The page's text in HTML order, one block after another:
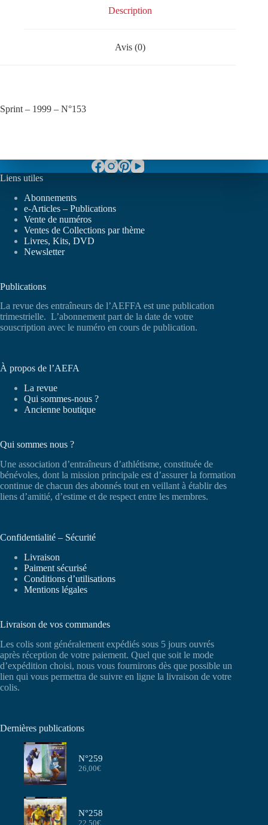
Description
Avis (0)
Sprint – 1999 – N°153
Liens utiles
Abonnements
e-Articles – Publications
Vente de numéros
Ventes de Collections par thème
Livres, Kits, DVD
Newsletter
Publications
La revue des entraîneurs de l’AEFFA est une publication
trimestrielle. L’abonnement part de la date de votre
souscription avec le numéro en cours de publication.
À propos de l’AEFA
La revue
Qui sommes-nous ?
Ancienne boutique
Qui sommes nous ?
Une association d’entraîneurs d’athlétisme, constituée de
bénévoles, dont la mission principale est d’assurer la formation
continue de chacun des abonnés tout en veillant à établir des
liens d’amitié, d’estime et de respect entre les membres.
Confidentialité – Sécurité
Livraison
Paiment sécurisé
Conditions d’utilisations
Mentions légales
Livraison de vos commandes
Les colis sont généralement expédiés sous 5 jours ouvrés
après réception de votre paiement. Quel que soit le mode
d’expédition choisi, nous vous fournirons dès que possible un
lien qui vous permettra de suivre en ligne la livraison de votre
colis.
Dernières publications
N°259
26,00€
N°258
22,50€